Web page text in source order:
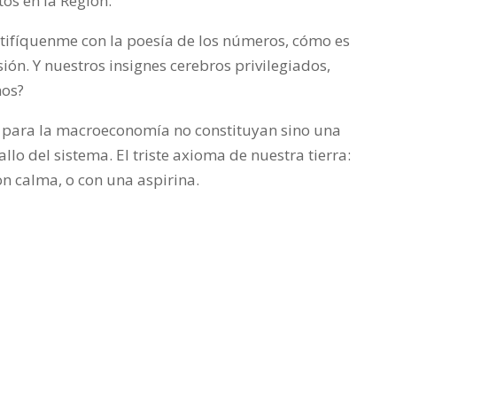
con la poesía de los números, cómo es
Y nuestros insignes cerebros privilegiados,
la macroeconomía no constituyan sino una
del sistema. El triste axioma de nuestra tierra:
calma, o con una aspirina.